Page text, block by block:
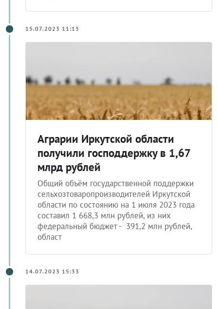
15.07.2023 11:13
Аграрии Иркутской области
получили господдержку в 1,67
млрд рублей
Общий объём государственной поддержки
сельхозтоваропроизводителей Иркутской
области по состоянию на 1 июля 2023 года
составил 1 668,3 млн рублей, из них
федеральный бюджет - ​ 391,2 млн рублей,
област
14.07.2023 15:33